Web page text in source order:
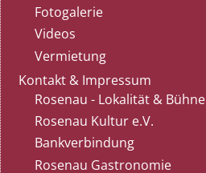
Fotogalerie
Videos
Vermietung
Kontakt & Impressum
Rosenau - Lokalität & Bühne
Rosenau Kultur e.V.
Bankverbindung
Rosenau Gastronomie